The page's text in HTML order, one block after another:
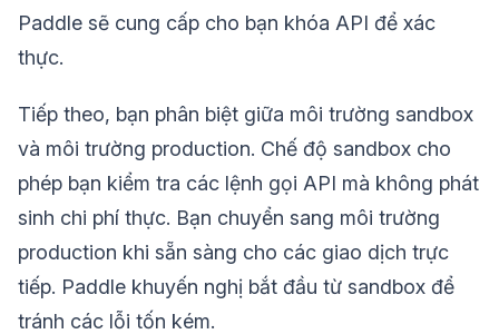
Paddle sẽ cung cấp cho bạn khóa API để xác
thực.
Tiếp theo, bạn phân biệt giữa môi trường sandbox
và môi trường production. Chế độ sandbox cho
phép bạn kiểm tra các lệnh gọi API mà không phát
sinh chi phí thực. Bạn chuyển sang môi trường
production khi sẵn sàng cho các giao dịch trực
tiếp. Paddle khuyến nghị bắt đầu từ sandbox để
tránh các lỗi tốn kém.